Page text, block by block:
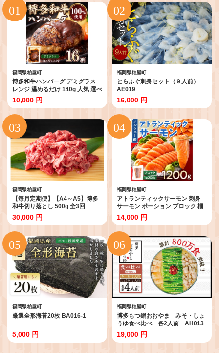
福岡県粕屋町
博多和牛ハンバーグ デミグラス
レンジ 温めるだけ 140g 人気 選べ
る 16個 個包装 小分け CH004-1
10,000 円
福岡県粕屋町
とらふぐ刺身セット（９人前）
AE019
16,000 円
福岡県粕屋町
【毎月定期便】【A4～A5】博多
和牛切り落とし 500g 全3回
AO095
30,000 円
福岡県粕屋町
アトランティックサーモン 刺身
サーモン ポーション ブロック 柵
1200g AE024-2
14,000 円
福岡県粕屋町
厳選全形海苔20枚 BA016-1
5,000 円
福岡県粕屋町
博多もつ鍋おおやま みそ・しょ
うゆ食べ比べ 各2人前 AH013
19,000 円